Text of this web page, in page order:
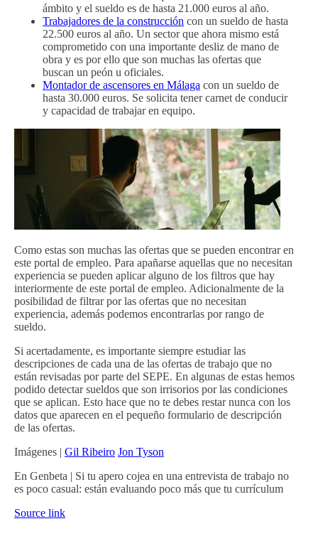
ámbito y el sueldo es de hasta 21.000 euros al año.
Trabajadores de la construcción con un sueldo de hasta
22.500 euros al año. Un sector que ahora mismo está
comprometido con una importante desliz de mano de
obra y es por ello que son muchas las ofertas que
buscan un peón u oficiales.
Montador de ascensores en Málaga con un sueldo de
hasta 30.000 euros. Se solicita tener carnet de conducir
y capacidad de trabajar en equipo.
Como estas son muchas las ofertas que se pueden encontrar en
este portal de empleo. Para apañarse aquellas que no necesitan
experiencia se pueden aplicar alguno de los filtros que hay
interiormente de este portal de empleo. Adicionalmente de la
posibilidad de filtrar por las ofertas que no necesitan
experiencia, además podemos encontrarlas por rango de
sueldo.
Si acertadamente, es importante siempre estudiar las
descripciones de cada una de las ofertas de trabajo que no
están revisadas por parte del SEPE. En algunas de estas hemos
podido detectar sueldos que son irrisorios por las condiciones
que se aplican. Esto hace que no te debes restar nunca con los
datos que aparecen en el pequeño formulario de descripción
de las ofertas.
Imágenes | Gil Ribeiro Jon Tyson
En Genbeta | Si tu apero cojea en una entrevista de trabajo no
es poco casual: están evaluando poco más que tu currículum
Source link